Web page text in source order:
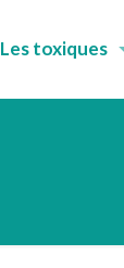
Les toxiques